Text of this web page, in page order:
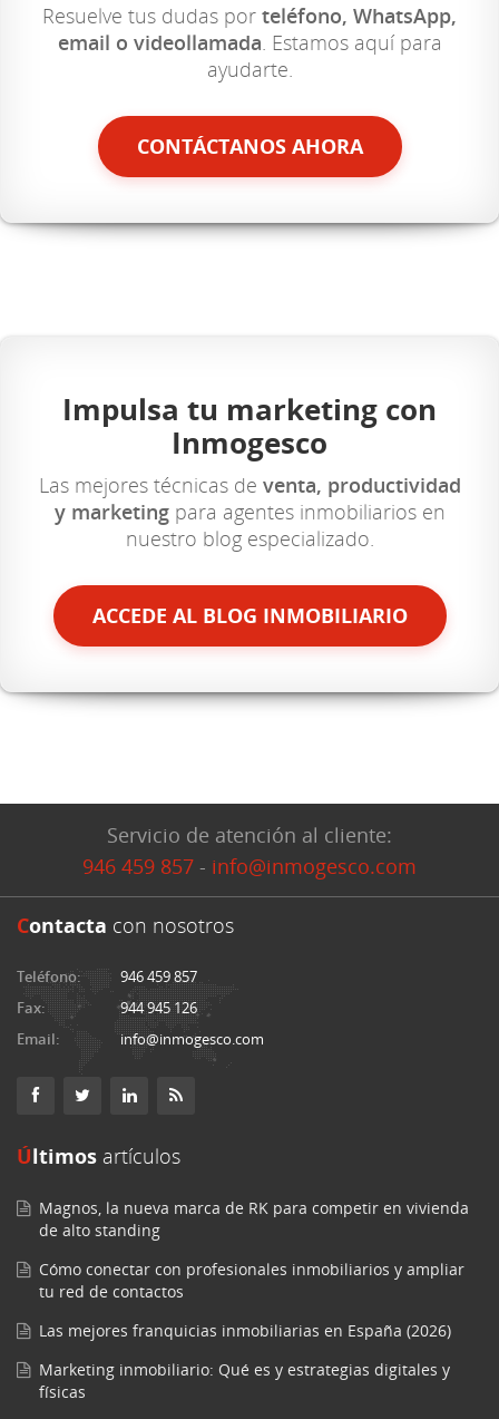
Resuelve tus dudas por teléfono, WhatsApp,
email o videollamada. Estamos aquí para
ayudarte.
CONTÁCTANOS AHORA
Impulsa tu marketing con
Inmogesco
Las mejores técnicas de venta, productividad
y marketingpara agentes inmobiliarios en
nuestro blog especializado.
ACCEDE AL BLOG INMOBILIARIO
Servicio de atención al cliente:
946 459 857 - info@inmogesco.com
Contacta con nosotros
Teléfono:
946 459 857
Fax:
944 945 126
Email:
info@inmogesco.com
Últimos artículos
Magnos, la nueva marca de RK para competir en vivienda
de alto standing
Cómo conectar con profesionales inmobiliarios y ampliar
tu red de contactos
Las mejores franquicias inmobiliarias en España (2026)
Marketing inmobiliario: Qué es y estrategias digitales y
físicas